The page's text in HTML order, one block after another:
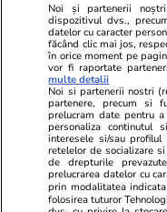
Știri România
Au fost scufundate
ultimele două barje: 4
împingătoare de
au ajutat la
Noi și partenerii noștri
dispozitivul dvs.,
datelor cu caracter
făcând clic mai jos,
în orice moment pe
vor fi raportate
multe detalii
Noi si partenerii nostri
partenere, precum si
prelucram date pentru
personaliza continutul
interesele si/sau
retelelor de socializare
de drepturile
prelucrarea datelor cu
prin modalitatea
folosirea tuturor